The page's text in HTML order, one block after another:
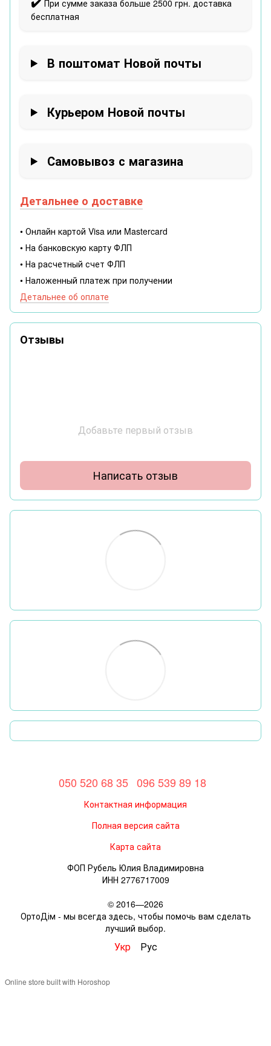
При сумме заказа больше 2500 грн. доставка
бесплатная
В поштомат Новой почты
Курьером Новой почты
Самовывоз с магазина
Детальнее о доставке
• Онлайн картой Visa или Mastercard
• На банковскую карту ФЛП
• На расчетный счет ФЛП
• Наложенный платеж при получении
Детальнее об оплате
Отзывы
Добавьте первый отзыв
Написать отзыв
050 520 68 35 096 539 89 18
Контактная информация
Полная версия сайта
Карта сайта
ФОП Рубель Юлия Владимировна
ИНН 2776717009
© 2016—2026
ОртоДім - мы всегда здесь, чтобы помочь вам сделать
лучший выбор.
Укр Рус
Online store built with Horoshop